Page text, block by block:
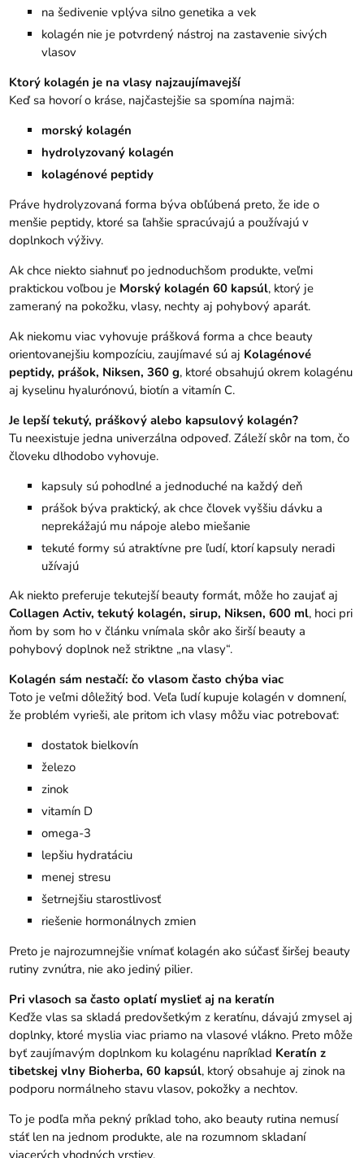
na šedivenie vplýva silno genetika a vek
kolagén nie je potvrdený nástroj na zastavenie sivých
vlasov
Ktorý kolagén je na vlasy najzaujímavejší
Keď sa hovorí o kráse, najčastejšie sa spomína najmä:
morský kolagén
hydrolyzovaný kolagén
kolagénové peptidy
Práve hydrolyzovaná forma býva obľúbená preto, že ide o
menšie peptidy, ktoré sa ľahšie spracúvajú a používajú v
doplnkoch výživy.
Ak chce niekto siahnuť po jednoduchšom produkte, veľmi
praktickou voľbou je Morský kolagén 60 kapsúl, ktorý je
zameraný na pokožku, vlasy, nechty aj pohybový aparát.
Ak niekomu viac vyhovuje prášková forma a chce beauty
orientovanejšiu kompozíciu, zaujímavé sú aj Kolagénové
peptidy, prášok, Niksen, 360 g, ktoré obsahujú okrem kolagénu
aj kyselinu hyalurónovú, biotín a vitamín C.
Je lepší tekutý, práškový alebo kapsulový kolagén?
Tu neexistuje jedna univerzálna odpoveď. Záleží skôr na tom, čo
človeku dlhodobo vyhovuje.
kapsuly sú pohodlné a jednoduché na každý deň
prášok býva praktický, ak chce človek vyššiu dávku a
neprekážajú mu nápoje alebo miešanie
tekuté formy sú atraktívne pre ľudí, ktorí kapsuly neradi
užívajú
Ak niekto preferuje tekutejší beauty formát, môže ho zaujať aj
Collagen Activ, tekutý kolagén, sirup, Niksen, 600 ml, hoci pri
ňom by som ho v článku vnímala skôr ako širší beauty a
pohybový doplnok než striktne „na vlasy“.
Kolagén sám nestačí: čo vlasom často chýba viac
Toto je veľmi dôležitý bod. Veľa ľudí kupuje kolagén v domnení,
že problém vyrieši, ale pritom ich vlasy môžu viac potrebovať:
dostatok bielkovín
železo
zinok
vitamín D
omega-3
lepšiu hydratáciu
menej stresu
šetrnejšiu starostlivosť
riešenie hormonálnych zmien
Preto je najrozumnejšie vnímať kolagén ako súčasť širšej beauty
rutiny zvnútra, nie ako jediný pilier.
Pri vlasoch sa často oplatí myslieť aj na keratín
Keďže vlas sa skladá predovšetkým z keratínu, dávajú zmysel aj
doplnky, ktoré myslia viac priamo na vlasové vlákno. Preto môže
byť zaujímavým doplnkom ku kolagénu napríklad Keratín z
tibetskej vlny Bioherba, 60 kapsúl, ktorý obsahuje aj zinok na
podporu normálneho stavu vlasov, pokožky a nechtov.
To je podľa mňa pekný príklad toho, ako beauty rutina nemusí
stáť len na jednom produkte, ale na rozumnom skladaní
viacerých vhodných vrstiev.